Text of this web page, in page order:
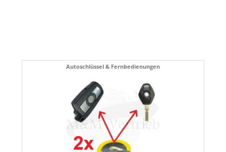
Autoschlüssel & Fernbedienungen